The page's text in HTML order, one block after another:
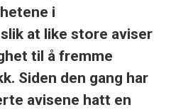
i
at like store aviser
til å fremme
Siden den gang har
avisene hatt en